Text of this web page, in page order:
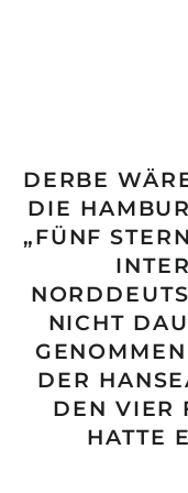
DERBE
DIE
„FÜNF
NICHT
DER
DEN VIER
HATTE